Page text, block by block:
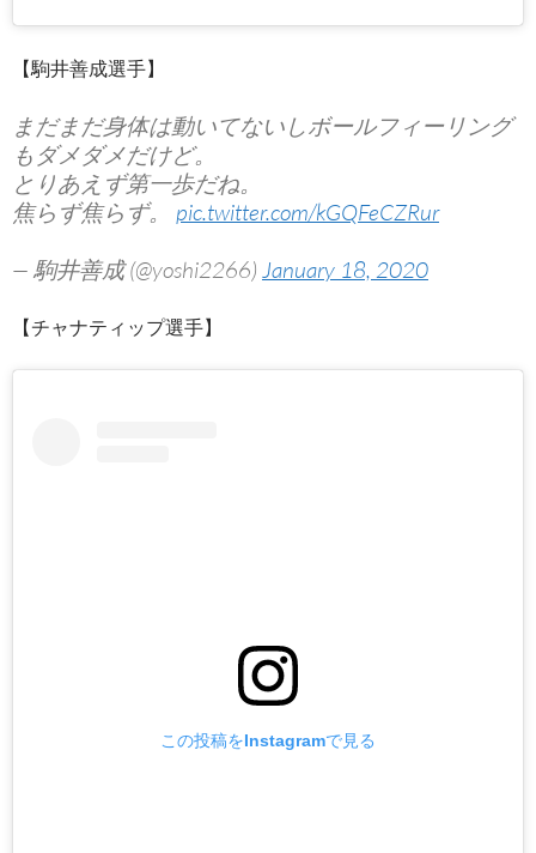
【駒井善成選手】
まだまだ身体は動いてないしボールフィーリング
もダメダメだけど。
とりあえず第一歩だね。
焦らず焦らず。 pic.twitter.com/kGQFeCZRur
— 駒井善成 (@yoshi2266) January 18, 2020
【チャナティップ選手】
この投稿をInstagramで見る